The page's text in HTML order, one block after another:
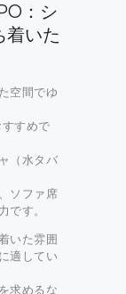
：シ
着いた
空間でゆ
すめで
（水タバ
ソファ席
です。
いた雰囲
適してい
求めるな